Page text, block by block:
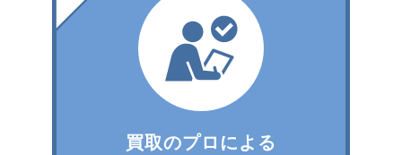
買取のプロによる